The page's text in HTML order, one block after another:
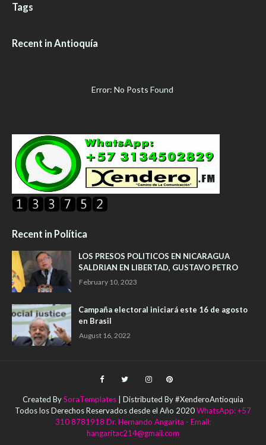
Tags
Recent in Antioquía
Error: No Posts Found
Recent in Política
LOS PRESOS POLITICOS EN NICARAGUA
SALDRIAN EN LIBERTAD, GUSTAVO PETRO
February 10, 2023
Campaña electoral iniciará este 16 de agosto
en Brasil
August 16, 2022
Created BySoraTemplates | Distributed By #XenderoAntioquia
Todos los Derechos Reservados desde el Año 2020WhatsApp: +57
310 8781918 Dr. Hernando Angarita - Email:
hangaritac214@gmail.com